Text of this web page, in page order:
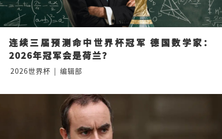
连续三届预测命中世界杯冠军 德国数学家：
2026年冠军会是荷兰？
2026世界杯 | 编辑部